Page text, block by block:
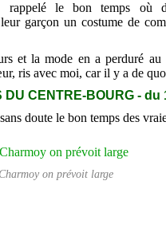
rappelé le bon temps où
leur garçon un costume de
et la mode en a perduré
ris avec moi, car il y a de
DU CENTRE-BOURG -
doute le bon temps des
on prévoit large